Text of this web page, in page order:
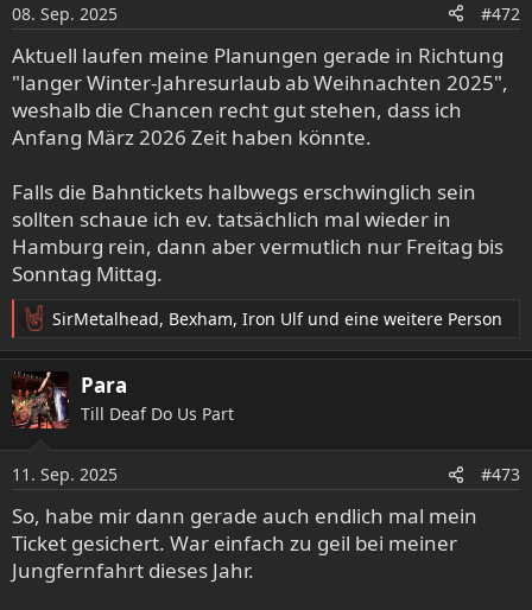
n
e
n
:
08. Sep. 2025 #472
Aktuell laufen meine Planungen gerade in Richtung
"langer Winter-Jahresurlaub ab Weihnachten 2025",
weshalb die Chancen recht gut stehen, dass ich
Anfang März 2026 Zeit haben könnte.
Falls die Bahntickets halbwegs erschwinglich sein
sollten schaue ich ev. tatsächlich mal wieder in
Hamburg rein, dann aber vermutlich nur Freitag bis
Sonntag Mittag.
R
e
a
k
t
n
e
n
:
SirMetalhead, Bexham, Iron Ulfund eine weitere Person
Para
Till Deaf Do Us Part
11. Sep. 2025 #473
So, habe mir dann gerade auch endlich mal mein
Ticket gesichert. War einfach zu geil bei meiner
Jungfernfahrt dieses Jahr.